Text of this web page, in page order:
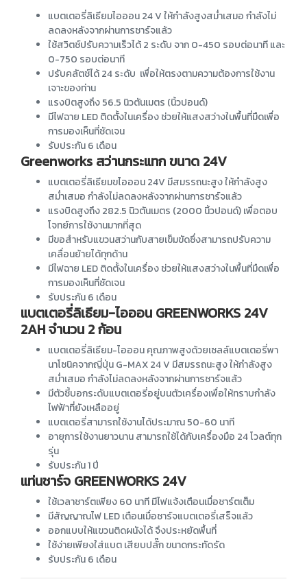
แบตเตอรี่ลิเธียมไอออน 24 V ให้กำลังสูงสม่ำเสมอ กำลังไม่
ลดลงหลังจากผ่านการชาร์จแล้ว
ใช้สวิตช์ปรับความเร็วได้ 2 ระดับ จาก 0-450 รอบต่อนาที และ
0-750 รอบต่อนาที
ปรับคลัตช์ได้ 24 ระดับ เพื่อให้ตรงตามความต้องการใช้งาน
เจาะของท่าน
แรงบิตสูงถึง 56.5 นิวตันเมตร (นิ้วปอนด์)
มีไฟฉาย LED ติดตั้งในเครื่อง ช่วยให้แสงสว่างในพื้นที่มืดเพื่อ
การมองเห็นที่ชัดเจน
รับประกัน 6 เดือน
Greenworks สว่านกระแทก ขนาด 24V
แบตเตอรี่ลิเธียมขไอออน 24V มีสมรรถนะสูง ให้กำลังสูง
สม่ำเสมอ กำลังไม่ลดลงหลังจากผ่านการชาร์จแล้ว
แรงบิดสูงถึง 282.5 นิวตันเมตร (2000 นิ้วปอนด์) เพื่อตอบ
โจทย์การใช้งานมากที่สุด
มีขอสำหรับแขวนสว่านกับสายเข็มขัดซึ่งสามารถปรับความ
เคลื่อนย้ายได้ทุกด้าน
มีไฟฉาย LED ติดตั้งในเครื่อง ช่วยให้แสงสว่างในพื้นที่มืดเพื่อ
การมองเห็นที่ชัดเจน
รับประกัน 6 เดือน
แบตเตอรี่ลิเธียม-ไอออน GREENWORKS 24V
2AH จำนวน 2 ก้อน
แบตเตอรี่ลิเธียม-ไอออน คุณภาพสูงด้วยเซลล์แบตเตอรี่พา
นาโซนิคจากญี่ปุ่น G-MAX 24 V มีสมรรถนะสูง ให้กำลังสูง
สม่ำเสมอ กำลังไม่ลดลงหลังจากผ่านการชาร์จแล้ว
มีตัวชี้บอกระดับแบตเตอรี่อยู่บนตัวเครื่องเพื่อให้ทราบกำลัง
ไฟฟ้าที่ยังเหลืออยู่
แบตเตอรี่สามารถใช้งานได้ประมาณ 50-60 นาที
อายุการใช้งานยาวนาน สามารถใช้ได้กับเครื่องมือ 24 โวลต์ทุก
รุ่น
รับประกัน 1 ปี
แท่นชาร์จ GREENWORKS 24V
ใช้เวลาชาร์ตเพียง 60 นาที มีไฟแจ้งเตือนเมื่อชาร์ตเต็ม
มีสัญญาณไฟ LED เตือนเมื่อชาร์จแบตเตอรี่เสร็จแล้ว
ออกแบบให้แขวนติดผนังได้ จึงประหยัดพื้นที่
ใช้ง่ายเพียงใส่แบต เสียบปลั๊ก ขนาดกระทัดรัด
รับประกัน 6 เดือน